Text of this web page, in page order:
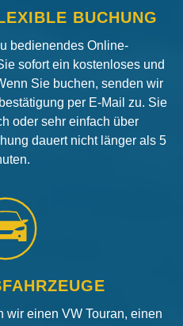
BUCHUNG
bedienendes Online-
sofort ein kostenloses und
Sie buchen, senden wir
per E-Mail zu. Sie
oder sehr einfach über
dauert nicht länger als 5
wir einen VW Touran, einen